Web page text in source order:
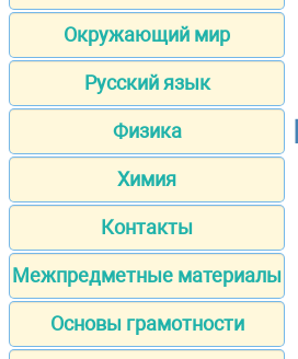
Окружающий мир
Русский язык
Физика
Химия
Контакты
Межпредметные материалы
Основы грамотности